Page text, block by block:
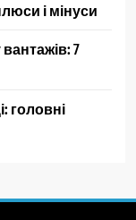
і мінуси
7
головні